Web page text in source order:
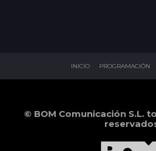
INICIO PROGRAMACIÓN
© BOM Comunicación S.L.